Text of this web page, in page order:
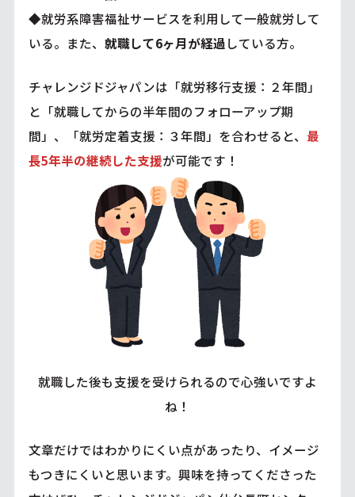
◆就労系障害福祉サービスを利用して一般就労して
いる。また、 就職して6ヶ月が経過している方。
チャレンジドジャパンは「就労移行支援：２年間」
と「就職してからの半年間のフォローアップ期
間」、「就労定着支援：３年間」を合わせると、 最
長5年半の継続した支援が可能です！
就職した後も支援を受けられるので心強いですよ
ね！
文章だけではわかりにくい点があったり、イメージ
もつきにくいと思います。興味を持ってくださった